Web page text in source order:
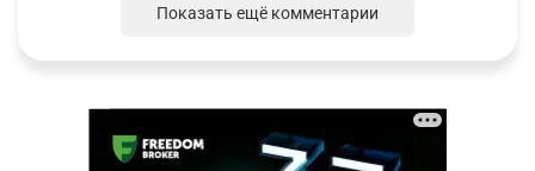
Показать ещё комментарии